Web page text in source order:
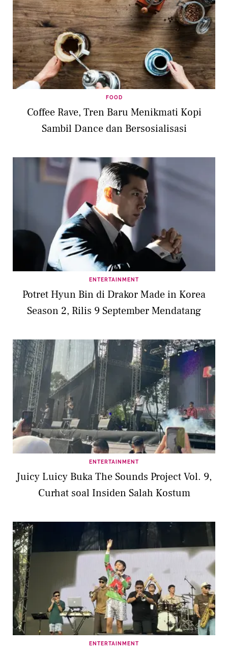
FOOD
Coffee Rave, Tren Baru Menikmati Kopi
Sambil Dance dan Bersosialisasi
ENTERTAINMENT
Potret Hyun Bin di Drakor Made in Korea
Season 2, Rilis 9 September Mendatang
ENTERTAINMENT
Juicy Luicy Buka The Sounds Project Vol. 9,
Curhat soal Insiden Salah Kostum
ENTERTAINMENT